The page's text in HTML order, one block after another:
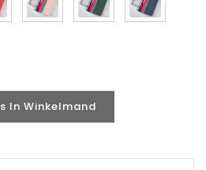
In Winkelmand